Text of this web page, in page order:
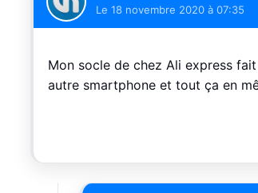
Le 18 novembre 2020 à 07:35
Mon socle de chez Ali express
autre smartphone et tout ça en